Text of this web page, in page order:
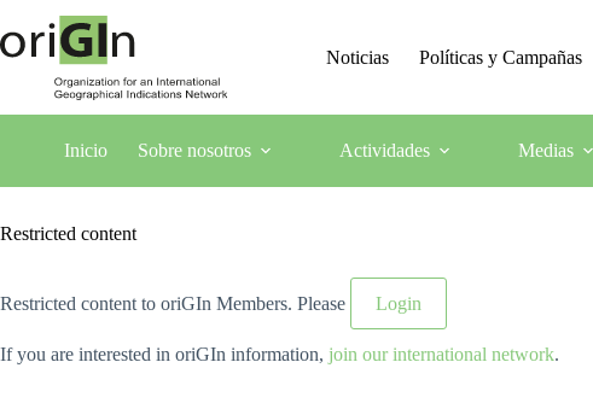
Noticias Políticas y Campañas
Inicio Sobre nosotros Actividades Medias
Restricted content
Restricted content to oriGIn Members. Please Login
If you are interested in oriGIn information, join our international network.